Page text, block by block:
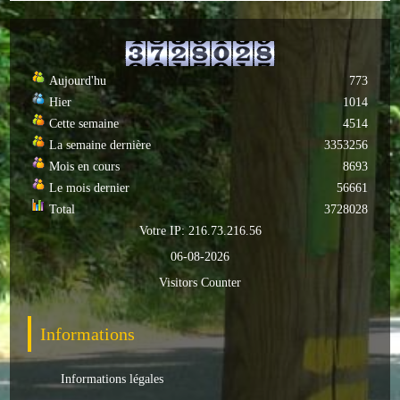
ACTUALITÉS
ECOLES
Ecole publique
Ecole privée
ASSOCIATIONS
Sportives
Loisirs et animations
Parents d'élèves
Aujourd'hu
Hier
Cette semaine
La semaine dernière
Mois en cours
Le mois dernier
Total
773
1014
4514
3353256
8693
56661
3728028
Votre IP: 216.73.216.56
06-08-2026
Visitors Counter
Informations
Informations légales